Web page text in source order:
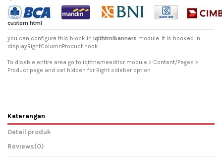
custom html
you can configure this block in iqithtmlbanners module. It is hooked in
displayRightColumnProduct hook.
To disable entire area go to iqitthemeeditor module > Content/Pages >
Product page and set hidden for Right sidebar option
Keterangan
Detail produk
Reviews(0)